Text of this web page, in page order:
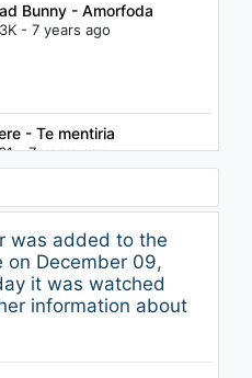
Bunny - Amorfoda
- 7 years ago
- Te mentiria
- 7 years ago
Pump - Multi Millionaire
Lil Uzi Vert) (Audio)
- 7 years ago
was added to the
on December 09,
it was watched
information about